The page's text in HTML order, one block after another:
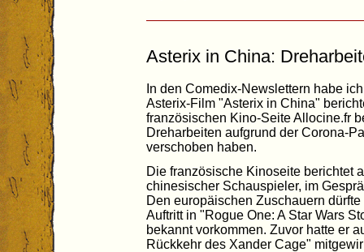
Asterix in China:
In den Comedix-Newslettern habe
Asterix-Film "Asterix in China"
französischen Kino-Seite Allocine.fr
Dreharbeiten aufgrund der Corona-
verschoben haben.
Die französische Kinoseite berichtet
chinesischer Schauspieler, im
Den europäischen Zuschauern
Auftritt in "Rogue One: A Star Wars
bekannt vorkommen. Zuvor hatte er
Rückkehr des Xander Cage"